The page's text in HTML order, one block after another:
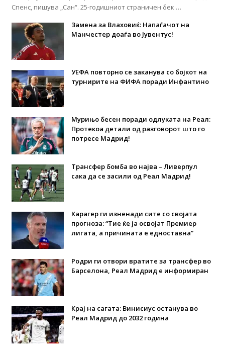
Спенс, пишува „Сан“. 25-годишниот страничен бек …
Замена за Влаховиќ: Напаѓачот на
Манчестер доаѓа во Јувентус!
УЕФА повторно се заканува со бојкот на
турнирите на ФИФА поради Инфантино
Мурињо бесен поради одлуката на Реал:
Протекоа детали од разговорот што го
потресе Мадрид!
Трансфер бомба во најва – Ливерпул
сака да се засили од Реал Мадрид!
Карагер ги изненади сите со својата
прогноза: “Тие ќе ја освојат Премиер
лигата, а причината е едноставна”
Родри ги отвори вратите за трансфер во
Барселона, Реал Мадрид е информиран
Крај на сагата: Винисиус останува во
Реал Мадрид до 2032 година